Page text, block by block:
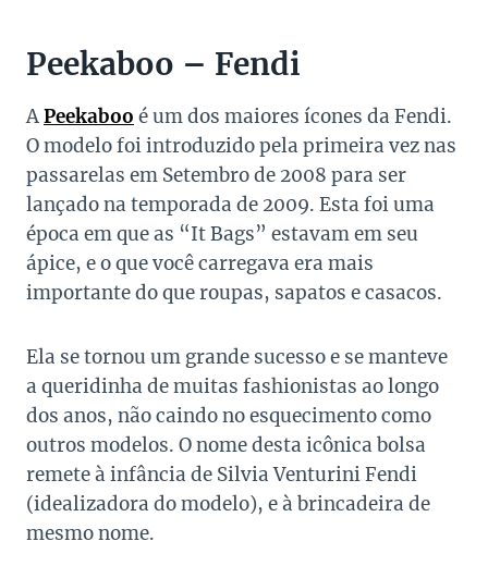
Peekaboo – Fendi
APeekaboo é um dos maiores ícones da Fendi.
O modelo foi introduzido pela primeira vez nas
passarelas em Setembro de 2008 para ser
lançado na temporada de 2009. Esta foi uma
época em que as “It Bags” estavam em seu
ápice, e o que você carregava era mais
importante do que roupas, sapatos e casacos.
Ela se tornou um grande sucesso e se manteve
a queridinha de muitas fashionistas ao longo
dos anos, não caindo no esquecimento como
outros modelos. O nome desta icônica bolsa
remete à infância de Silvia Venturini Fendi
(idealizadora do modelo), e à brincadeira de
mesmo nome.